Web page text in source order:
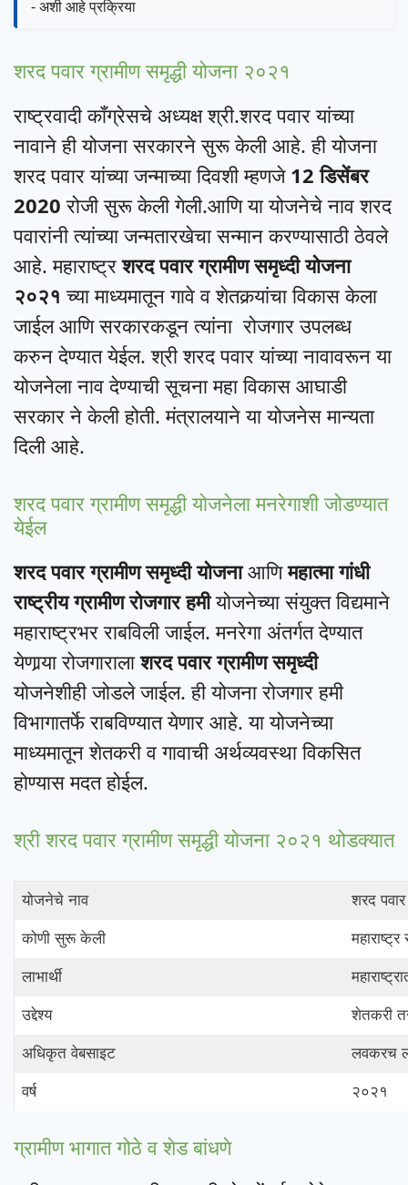
- अशी आहे प्रक्रिया
शरद पवार ग्रामीण समृद्धी योजना २०२१
राष्ट्रवादी कॉंग्रेसचे अध्यक्ष श्री.शरद पवार यांच्या
नावाने ही योजना सरकारने सुरू केली आहे. ही योजना
शरद पवार यांच्या जन्माच्या दिवशी म्हणजे12 डिसेंबर
2020 रोजी सुरू केली गेली.आणि या योजनेचे नाव शरद
पवारांनी त्यांच्या जन्मतारखेचा सन्मान करण्यासाठी ठेवले
आहे. महाराष्ट्रशरद पवार ग्रामीण समृध्दी योजना
२०२१ च्या माध्यमातून गावे व शेतकर्‍यांचा विकास केला
जाईल आणि सरकारकडून त्यांना रोजगार उपलब्ध
करुन देण्यात येईल. श्री शरद पवार यांच्या नावावरून या
योजनेला नाव देण्याची सूचना महा विकास आघाडी
सरकार ने केली होती. मंत्रालयाने या योजनेस मान्यता
दिली आहे.
शरद पवार ग्रामीण समृद्धी योजनेला मनरेगाशी जोडण्यात
येईल
शरद पवार ग्रामीण समृध्दी योजनाआणिमहात्मा गांधी
राष्ट्रीय ग्रामीण रोजगार हमीयोजनेच्या संयुक्त विद्यमाने
महाराष्ट्रभर राबविली जाईल. मनरेगा अंतर्गत देण्यात
येणार्‍या रोजगारालाशरद पवार ग्रामीण समृध्दी
योजनेशीही जोडले जाईल. ही योजना रोजगार हमी
विभागातर्फे राबविण्यात येणार आहे. या योजनेच्या
माध्यमातून शेतकरी व गावाची अर्थव्यवस्था विकसित
होण्यास मदत होईल.
श्री शरद पवार ग्रामीण समृद्धी योजना २०२१ थोडक्यात
योजनेचे नाव शरद पवार
कोणी सुरू केली
लाभार्थी
उद्देश्य शेतकरी
अधिकृत वेबसाइट लवकरच
वर्ष २०२१
ग्रामीण भागात गोठे व शेड बांधणे